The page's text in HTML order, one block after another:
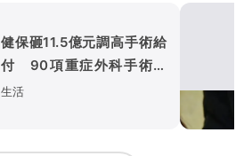
健保砸11.5億元調高手術給
付 90項重症外科手術最
快9月上路
生活